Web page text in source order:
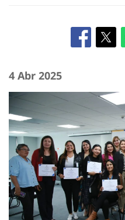
4 Abr 2025